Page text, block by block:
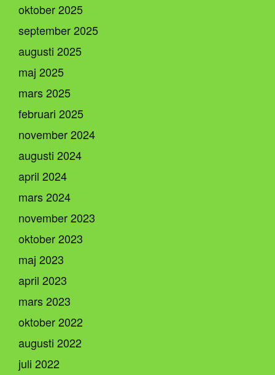
oktober 2025
september 2025
augusti 2025
maj 2025
mars 2025
februari 2025
november 2024
augusti 2024
april 2024
mars 2024
november 2023
oktober 2023
maj 2023
april 2023
mars 2023
oktober 2022
augusti 2022
juli 2022